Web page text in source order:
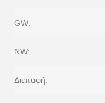
GW:
NW:
Διεπαφή: